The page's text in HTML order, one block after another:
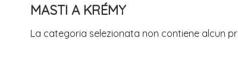
MASTI A KRÉMY
La categoria selezionata non contiene alcun